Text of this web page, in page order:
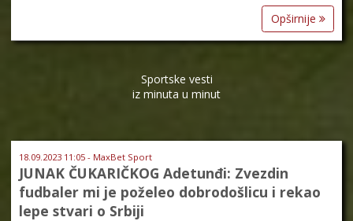
Opširnije
Sportske vesti
iz minuta u minut
18.09.2023 11:05 - MaxBet Sport
JUNAK ČUKARIČKOG Adetunđi: Zvezdin
fudbaler mi je poželeo dobrodošlicu i rekao
lepe stvari o Srbiji